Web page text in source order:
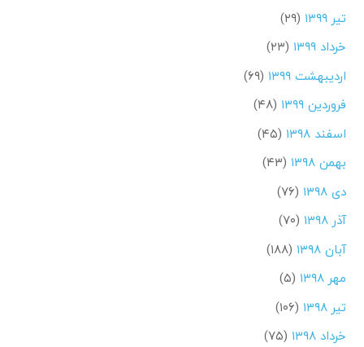
تیر ۱۳۹۹
(۲۹)
خرداد ۱۳۹۹
(۲۳)
اردیبهشت ۱۳۹۹
(۶۹)
فروردین ۱۳۹۹
(۴۸)
اسفند ۱۳۹۸
(۴۵)
بهمن ۱۳۹۸
(۴۳)
دی ۱۳۹۸
(۷۶)
آذر ۱۳۹۸
(۷۰)
آبان ۱۳۹۸
(۱۸۸)
مهر ۱۳۹۸
(۵)
تیر ۱۳۹۸
(۱۰۶)
خرداد ۱۳۹۸
(۷۵)